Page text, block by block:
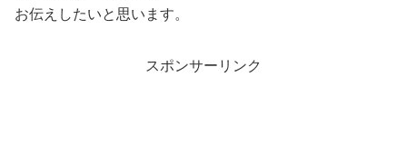
お伝えしたいと思います。
スポンサーリンク